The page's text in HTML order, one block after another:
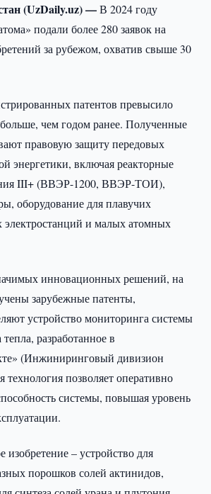
(UzDaily.uz) —В 2024 году
подали более 280 заявок на
за рубежом, охватив свыше 30
патентов превысило
больше, чем годом ранее. Полученные
правовую защиту передовых
энергетики, включая реакторные
III+ (ВВЭР-1200, ВВЭР-ТОИ),
оборудование для плавучих
и малых атомных
инновационных решений, на
зарубежные патенты,
устройство мониторинга системы
разработанное в
(Инжиниринговый дивизион
технология позволяет оперативно
системы, повышая уровень
– устройство для
порошков солей актинидов,